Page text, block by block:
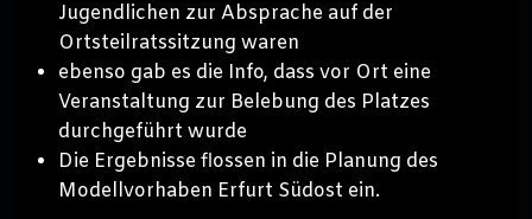
Jugendlichen zur Absprache auf der
Ortsteilratssitzung waren
ebenso gab es die Info, dass vor Ort eine
Veranstaltung zur Belebung des Platzes
durchgeführt wurde
Die Ergebnisse flossen in die Planung des
Modellvorhaben Erfurt Südost ein.